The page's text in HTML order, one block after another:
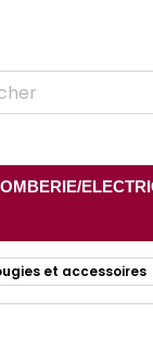
et accessoires